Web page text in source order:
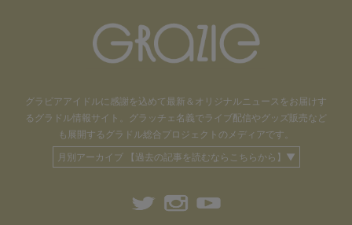
グラビアアイドルに感謝を込めて 最新＆オリジナルニュースをお届けす
るグラドル情報サイト。
グラッチェ名義でライブ配信や グッズ販売など
も 展開するグラドル総合プロジェクトのメディアです。
月別アーカイブ 【過去の記事を読むならこちらから】▼